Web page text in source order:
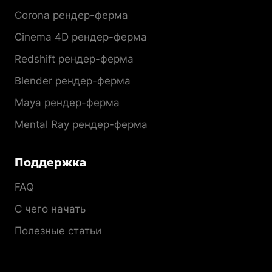
Corona рендер-ферма
Cinema 4D рендер-ферма
Redshift рендер-ферма
Blender рендер-ферма
Maya рендер-ферма
Mental Ray рендер-ферма
Поддержка
FAQ
С чего начать
Полезные статьи